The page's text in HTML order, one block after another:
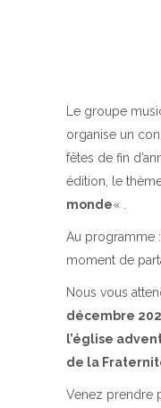
Le groupe
organise un
fêtes de fin
édition, le
monde« .
Au programme
moment de
Nous vous
décembre
l’église
de la
Venez prendre